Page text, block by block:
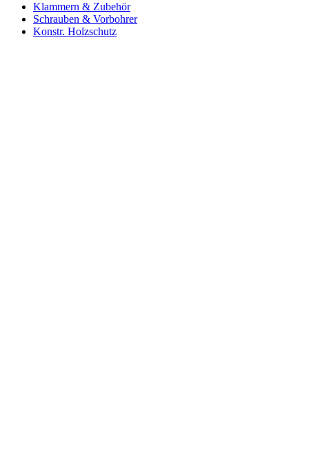
Klammern & Zubehör
Schrauben & Vorbohrer
Konstr. Holzschutz